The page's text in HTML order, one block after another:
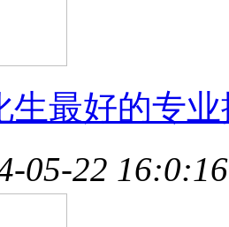
生最好的专
05-22 16:0:16